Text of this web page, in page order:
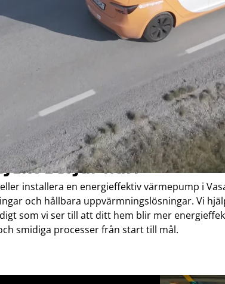
börjar här!
installera en energieffektiv värmepump i
och hållbara uppvärmningslösningar. Vi
som vi ser till att ditt hem blir mer
smidiga processer från start till mål.